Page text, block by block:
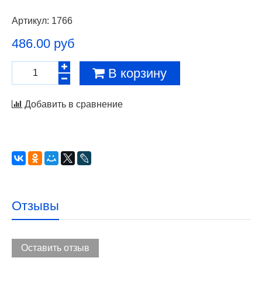
Артикул: 1766
486.00 руб
В корзину
Добавить в сравнение
Отзывы
Оставить отзыв